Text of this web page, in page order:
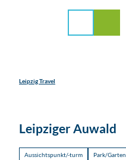
Leipzig Travel
Leipziger Auwald
Aussichtspunkt/-turm Park/Garten